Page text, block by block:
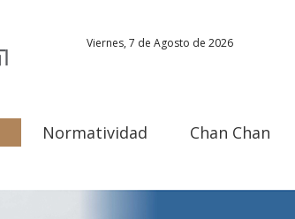
Viernes, 7 de Agosto de 2026
Normatividad Chan Chan